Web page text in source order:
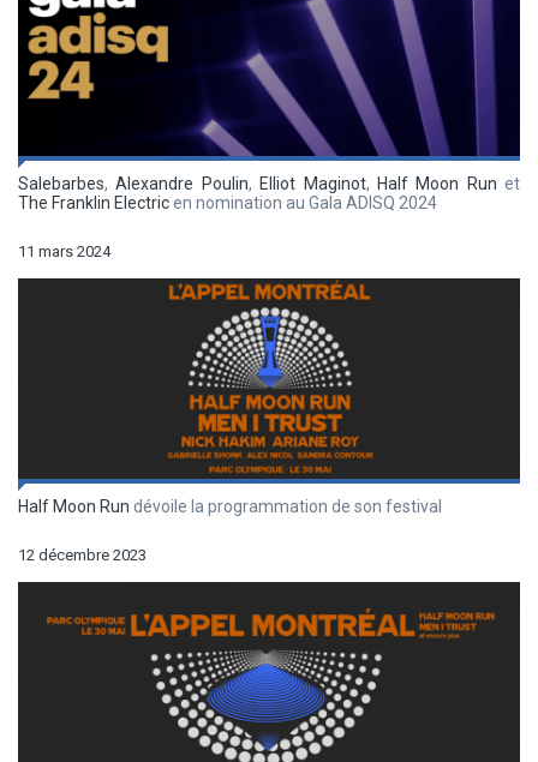
Salebarbes,Alexandre Poulin, Elliot Maginot, Half Moon Run et
The Franklin Electricen nomination au Gala ADISQ 2024
11 mars 2024
Half Moon Run dévoile la programmation de son festival
12 décembre 2023